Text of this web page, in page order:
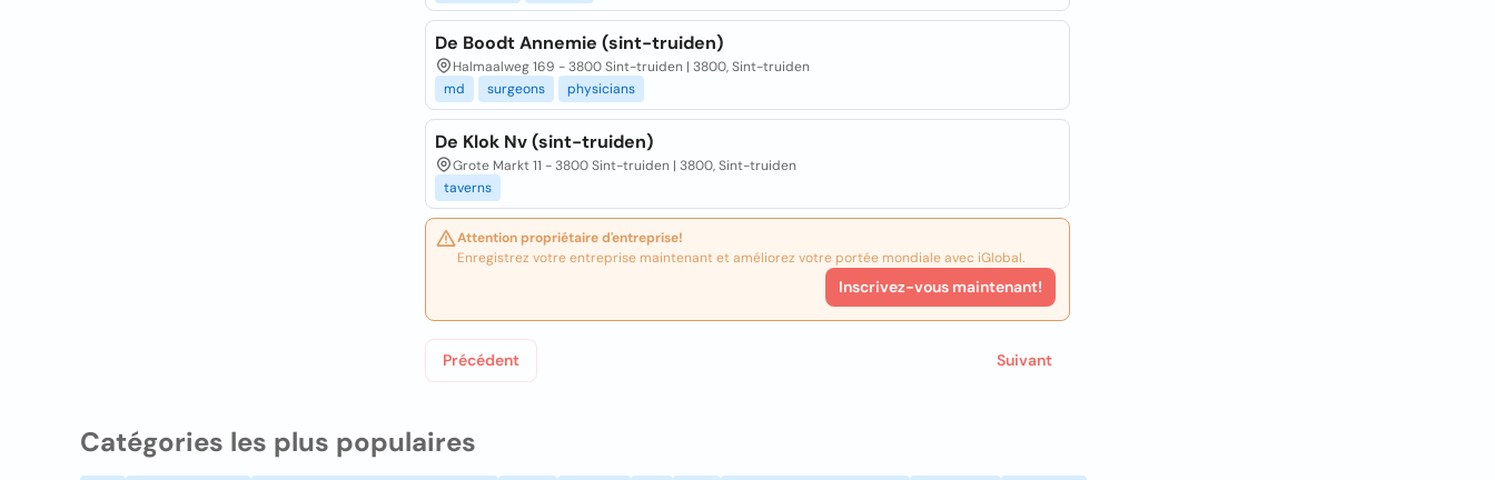
De Boodt Annemie (sint-truiden)
Halmaalweg 169 - 3800 Sint-truiden | 3800, Sint-truiden
md
surgeons physicians
De Klok Nv (sint-truiden)
Grote Markt 11 - 3800 Sint-truiden | 3800, Sint-truiden
taverns
Attention propriétaire d'entreprise!
Enregistrez votre entreprise maintenant et améliorez votre portée mondiale avec iGlobal.
Inscrivez-vous maintenant!
Précédent Suivant
Catégories les plus populaires